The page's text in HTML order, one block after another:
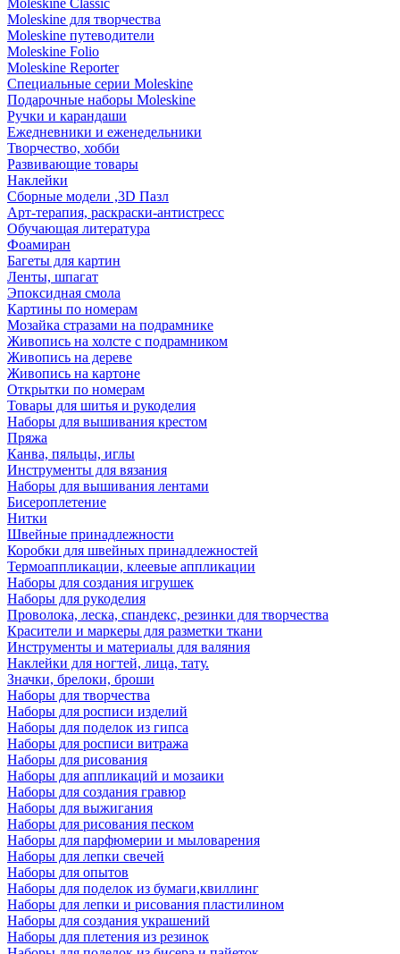
Moleskine Classic
Moleskine для творчества
Moleskine путеводители
Moleskine Folio
Moleskine Reporter
Специальные серии Moleskine
Подарочные наборы Moleskine
Ручки и карандаши
Ежедневники и еженедельники
Творчество, хобби
Развивающие товары
Наклейки
Сборные модели ,3D Пазл
Арт-терапия, раскраски-антистресс
Обучающая литература
Фоамиран
Багеты для картин
Ленты, шпагат
Эпоксидная смола
Картины по номерам
Мозайка стразами на подрамнике
Живопись на холсте с подрамником
Живопись на дереве
Живопись на картоне
Открытки по номерам
Товары для шитья и рукоделия
Наборы для вышивания крестом
Пряжа
Канва, пяльцы, иглы
Инструменты для вязания
Наборы для вышивания лентами
Бисероплетение
Нитки
Швейные принадлежности
Коробки для швейных принадлежностей
Термоаппликации, клеевые аппликации
Наборы для создания игрушек
Наборы для рукоделия
Проволока, леска, спандекс, резинки для творчества
Красители и маркеры для разметки ткани
Инструменты и материалы для валяния
Наклейки для ногтей, лица, тату.
Значки, брелоки, броши
Наборы для творчества
Наборы для росписи изделий
Наборы для поделок из гипса
Наборы для росписи витража
Наборы для рисования
Наборы для аппликаций и мозаики
Наборы для создания гравюр
Наборы для выжигания
Наборы для рисования песком
Наборы для парфюмерии и мыловарения
Наборы для лепки свечей
Наборы для опытов
Наборы для поделок из бумаги,квиллинг
Наборы для лепки и рисования пластилином
Наборы для создания украшений
Наборы для плетения из резинок